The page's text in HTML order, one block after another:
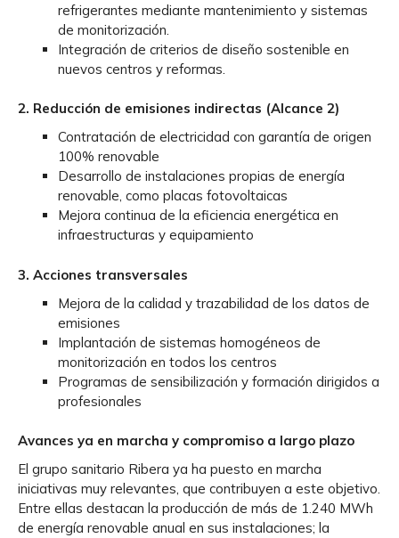
refrigerantes mediante mantenimiento y sistemas
de monitorización.
Integración de criterios de diseño sostenible en
nuevos centros y reformas.
2. Reducción de emisiones indirectas (Alcance 2)
Contratación de electricidad con garantía de origen
100% renovable
Desarrollo de instalaciones propias de energía
renovable, como placas fotovoltaicas
Mejora continua de la eficiencia energética en
infraestructuras y equipamiento
3. Acciones transversales
Mejora de la calidad y trazabilidad de los datos de
emisiones
Implantación de sistemas homogéneos de
monitorización en todos los centros
Programas de sensibilización y formación dirigidos a
profesionales
Avances ya en marcha y compromiso a largo plazo
El grupo sanitario Ribera ya ha puesto en marcha
iniciativas muy relevantes, que contribuyen a este objetivo.
Entre ellas destacan la producción de más de 1.240 MWh
de energía renovable anual en sus instalaciones; la